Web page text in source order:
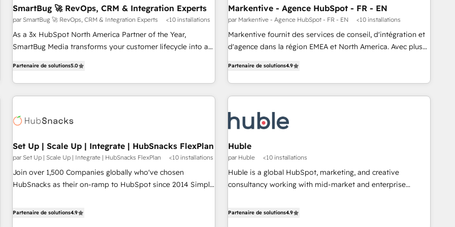
revenue efficiency. 🔹 Integrations: Connect HubSpot with
your tech stack for better adoption. 🔹 Custom Solutions:
Build tailored apps, workflows, and configurations. We are
SOC 2 Type II and ISO 27001 certified, reinforcing our
we help revenue teams focus on the OneMetric that matters
most: revenue.
SmartBug 🚀 RevOps, CRM & Integration Experts
par SmartBug 🚀 RevOps, CRM & Integration Experts <10 installations
As a 3x HubSpot North America Partner of the Year,
SmartBug Media transforms your customer lifecycle into a
divisions Globalia (AI & Software) and Point Success Media
(Paid Media), making this the official home for all three
brands. 🔄 Implementation & Integration - Seamless
technical development team. - 19 HubSpot-certified trainers
funnel marketing and high-performance advertising via
Point Success Media. - Expert deployment of Breeze AI and
custom agents to automate growth. 🏆 Elite Excellence - 8
platform accreditations and deep HIPAA-compliance
Partenaire de solutions5.0
Markentive - Agence HubSpot - FR - EN
par Markentive - Agence HubSpot - FR - EN <10 installations
Markentive fournit des services de conseil, d'intégration et
d'agence dans la région EMEA et North America. Avec plus
CRM et webdesign. Markentive is both a consulting firm, a
digital agency and an integrator. With over 115 experts in
marketing automation, growth, revops, CRM and webdesign
Partenaire de solutions4.9
Set Up | Scale Up | Integrate | HubSnacks FlexPlan
par Set Up | Scale Up | Integrate | HubSnacks FlexPlan <10 installations
Join over 1,500 Companies globally who've chosen
HubSnacks as their on-ramp to HubSpot since 2014 Simple
Onboarding New or Check-fixing existing HubSpot portals
Partenaire de solutions4.9
Huble
par Huble <10 installations
Huble is a global HubSpot, marketing, and creative
consultancy working with mid-market and enterprise
strategy, processes, and teams that turn HubSpot into a
Partenaire de solutions4.9